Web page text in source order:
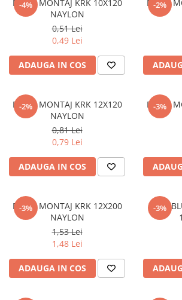
Panouri și plase de gard
Panou bordurat vopsit
Panou bordurat zincat
Plasă de gard sudată zincată
Plasă de gard împletită zincată
Plasă împletită
Plasă de armare
Plasă din fibră de sticlă
Policarbonat
Tablă
Tablă aluminiu
Tablă aluminiu lisa
Tablă neagră
-4%
DIBLU MONTAJ KRK 10X120
NAYLON
0,51 Lei
0,49 Lei
ADAUGA IN COS
-2%
DIBLU
-2%
DIBLU MONTAJ KRK 12X120
NAYLON
0,81 Lei
0,79 Lei
ADAUGA IN COS
-3%
DIBLU
-3%
DIBLU MONTAJ KRK 12X200
NAYLON
1,53 Lei
1,48 Lei
ADAUGA IN COS
-3%